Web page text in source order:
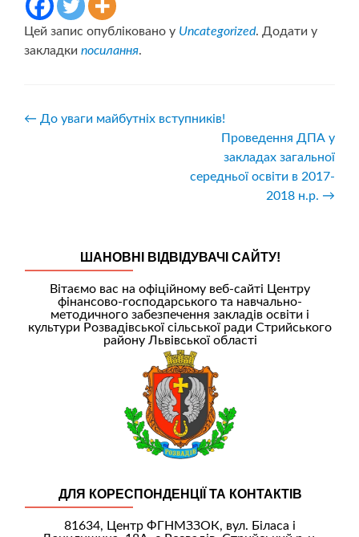
Цей запис опубліковано у Uncategorized. Додати у
закладки посилання.
Навігація
← До уваги майбутніх вступників!
Проведення ДПА у
закладах загальної
середньої освіти в 2017-
2018 н.р. →
ШАНОВНІ ВІДВІДУВАЧІ САЙТУ!
Вітаємо вас на офіційному веб-сайті Центру
фінансово-господарського та навчально-
методичного забезпечення закладів освіти і
культури Розвадівської сільської ради Стрийського
району Львівської області
ДЛЯ КОРЕСПОНДЕНЦІЇ ТА КОНТАКТІВ
81634, Центр ФГНМЗЗОК, вул. Біласа і